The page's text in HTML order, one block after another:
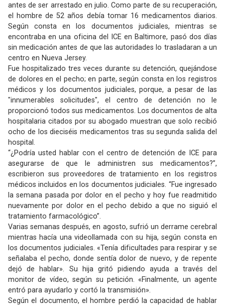
antes de ser arrestado en julio. Como parte de su recuperación,
el hombre de 52 años debía tomar 16 medicamentos diarios.
Según consta en los documentos judiciales, mientras se
encontraba en una oficina del ICE en Baltimore, pasó dos días
sin medicación antes de que las autoridades lo trasladaran a un
centro en Nueva Jersey.
Fue hospitalizado tres veces durante su detención, quejándose
de dolores en el pecho; en parte, según consta en los registros
médicos y los documentos judiciales, porque, a pesar de las
"innumerables solicitudes", el centro de detención no le
proporcionó todos sus medicamentos. Los documentos de alta
hospitalaria citados por su abogado muestran que solo recibió
ocho de los dieciséis medicamentos tras su segunda salida del
hospital.
“¿Podría usted hablar con el centro de detención de ICE para
asegurarse de que le administren sus medicamentos?”,
escribieron sus proveedores de tratamiento en los registros
médicos incluidos en los documentos judiciales. “Fue ingresado
la semana pasada por dolor en el pecho y hoy fue readmitido
nuevamente por dolor en el pecho debido a que no siguió el
tratamiento farmacológico”.
Varias semanas después, en agosto, sufrió un derrame cerebral
mientras hacía una videollamada con su hija, según consta en
los documentos judiciales. «Tenía dificultades para respirar y se
señalaba el pecho, donde sentía dolor de nuevo, y de repente
dejó de hablar». Su hija gritó pidiendo ayuda a través del
monitor de vídeo, según su petición. «Finalmente, un agente
entró para ayudarlo y cortó la transmisión».
Según el documento, el hombre perdió la capacidad de hablar